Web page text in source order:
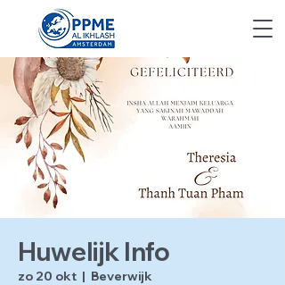
Huwelijk Info
zo 20 okt
  |
Beverwijk